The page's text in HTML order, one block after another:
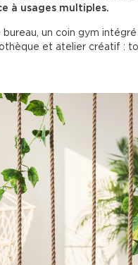
à usages multiples.
un coin gym
et atelier créatif :